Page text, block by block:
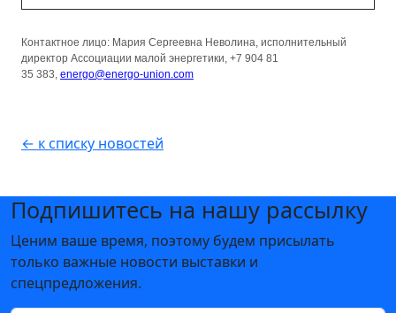
Контактное лицо: Мария Сергеевна Неволина, исполнительный
директор Ассоциации малой энергетики, +7 904 81
35 383, energo@energo-union.com
← к списку новостей
Подпишитесь на нашу рассылку
Ценим ваше время, поэтому будем присылать
только важные новости выставки и
спецпредложения.